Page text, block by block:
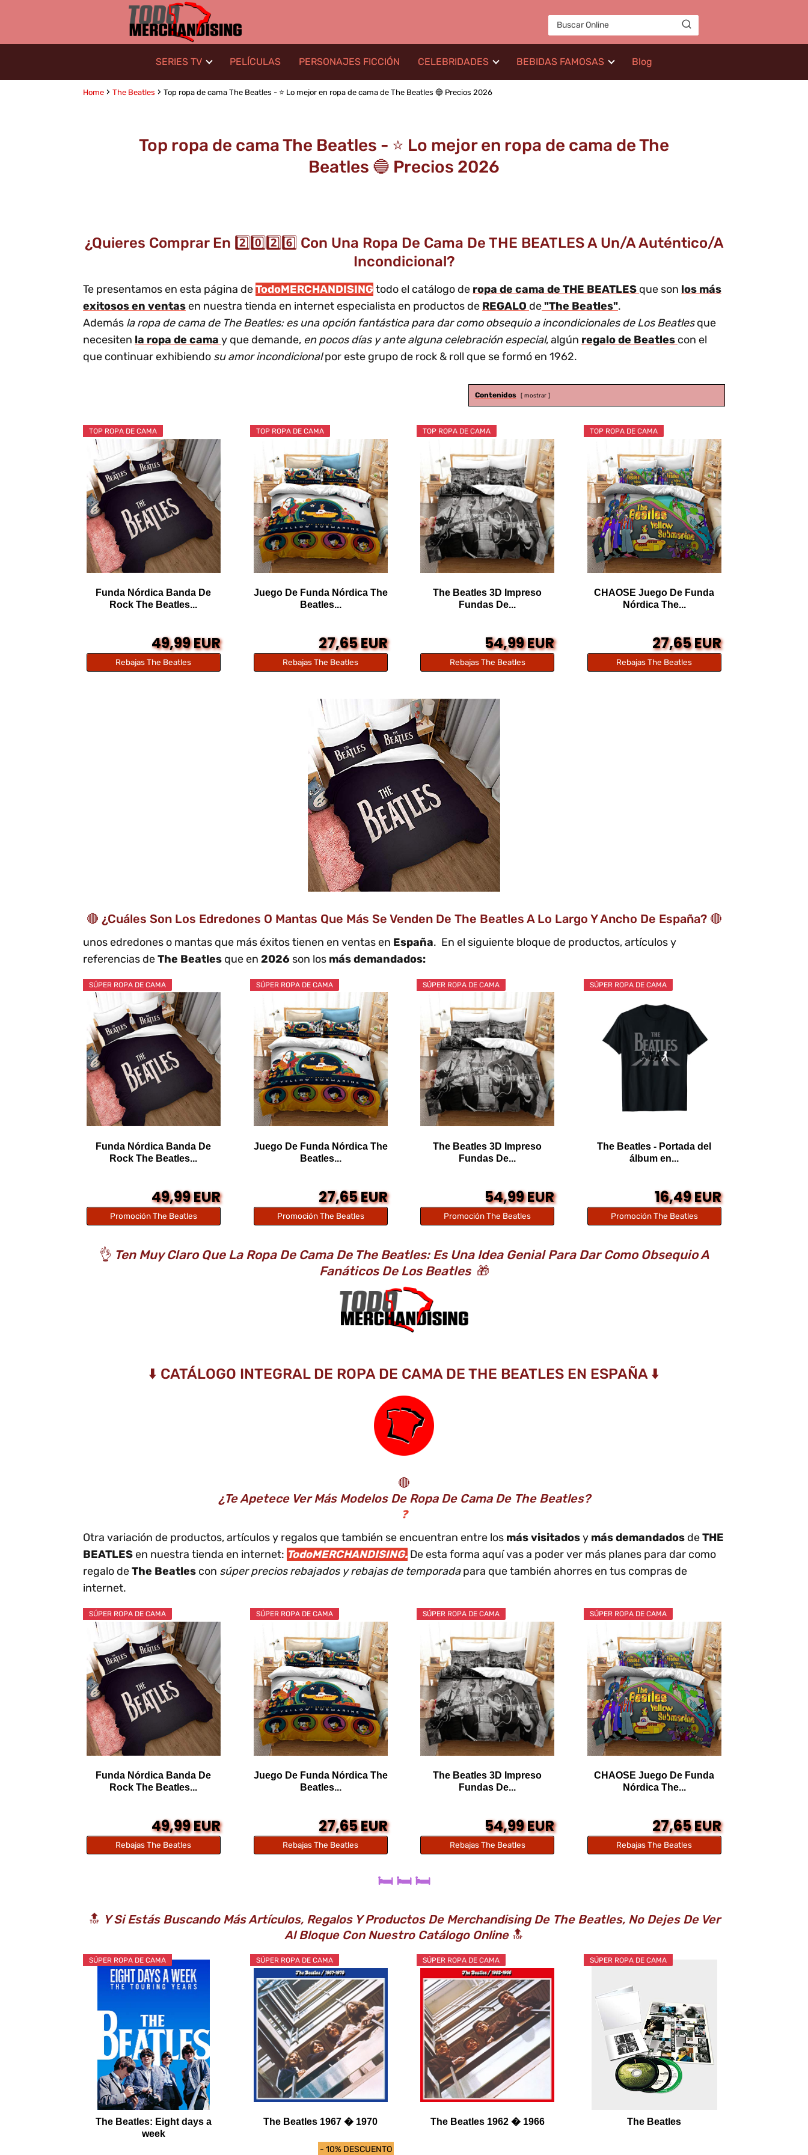
SERIES TV PELÍCULAS PERSONAJES FICCIÓN CELEBRIDADES BEBIDAS FAMOSAS Blog
Home The Beatles Top ropa de cama The Beatles - ⭐️ Lo mejor en ropa de cama de The Beatles 🔵 Precios 2026
Top ropa de cama The Beatles - ⭐️ Lo mejor en ropa de cama de The
Beatles 🔵 Precios 2026
¿Quieres Comprar En 2️⃣0️⃣2️⃣6️⃣ Con Una Ropa De Cama De THE BEATLES A Un/a Auténtico/a
Incondicional?
Te presentamos en esta página deTodoMERCHANDISINGtodo el catálogo de ropa de cama de THE BEATLES que son los más
exitosos en ventasen nuestra tienda en internet especialista en productos de REGALO de"The Beatles".
Además la ropa de cama de The Beatles: es una opción fantástica para dar como obsequio a incondicionales de Los Beatlesque
necesiten la ropa de cama y que demande, en pocos días y ante alguna celebración especial, algún regalo de Beatles con el
que continuar exhibiendo su amor incondicionalpor este grupo de rock & roll que se formó en 1962.
Contenidos mostrar
TOP ROPA DE CAMA
Funda Nórdica Banda De
Rock The Beatles...
49,99 EUR
Rebajas The Beatles
TOP ROPA DE CAMA
Juego De Funda Nórdica The
Beatles...
27,65 EUR
Rebajas The Beatles
TOP ROPA DE CAMA
The Beatles 3D Impreso
Fundas De...
54,99 EUR
Rebajas The Beatles
TOP ROPA DE CAMA
CHAOSE Juego De Funda
Nórdica The...
27,65 EUR
Rebajas The Beatles
🔴 ¿Cuáles Son Los Edredones O Mantas Que Más Se Venden De The Beatles A Lo Largo Y Ancho De España? 🔴
unos edredones o mantas que más éxitos tienen en ventas en España. En el siguiente bloque de productos, artículos y
referencias deThe Beatles que en 2026 son los más demandados:
SÚPER ROPA DE CAMA
Funda Nórdica Banda De
Rock The Beatles...
49,99 EUR
Promoción The Beatles
SÚPER ROPA DE CAMA
Juego De Funda Nórdica The
Beatles...
27,65 EUR
Promoción The Beatles
SÚPER ROPA DE CAMA
The Beatles 3D Impreso
Fundas De...
54,99 EUR
Promoción The Beatles
SÚPER ROPA DE CAMA
The Beatles - Portada del
álbum en...
16,49 EUR
Promoción The Beatles
👌 Ten Muy Claro Que La Ropa De Cama De The Beatles: Es Una Idea Genial Para Dar Como Obsequio A
Fanáticos De Los Beatles 🎁
⬇️ CATÁLOGO INTEGRAL DE ROPA DE CAMA DE THE BEATLES EN ESPAÑA ⬇️
🔴
¿Te Apetece Ver Más Modelos De Ropa De Cama De The Beatles?
❓
Otra variación de productos, artículos y regalos que también se encuentran entre los más visitadosy más demandados deTHE
BEATLESen nuestra tienda en internet: TodoMERCHANDISING. De esta forma aquí vas a poder ver más planes para dar como
regalo deThe Beatles con súper precios rebajados y rebajas de temporadapara que también ahorres en tus compras de
internet.
SÚPER ROPA DE CAMA
Funda Nórdica Banda De
Rock The Beatles...
49,99 EUR
Rebajas The Beatles
SÚPER ROPA DE CAMA
Juego De Funda Nórdica The
Beatles...
27,65 EUR
Rebajas The Beatles
SÚPER ROPA DE CAMA
The Beatles 3D Impreso
Fundas De...
54,99 EUR
Rebajas The Beatles
SÚPER ROPA DE CAMA
CHAOSE Juego De Funda
Nórdica The...
27,65 EUR
Rebajas The Beatles
🛏️ 🛏️ 🛏️
🔝 Y Si Estás Buscando Más Artículos, Regalos Y Productos De Merchandising De The Beatles, No Dejes De Ver
Al Bloque Con Nuestro Catálogo Online🔝
SÚPER ROPA DE CAMA
The Beatles: Eight days a
week
- 10% DESCUENTO
SÚPER ROPA DE CAMA
The Beatles 1967 � 1970
SÚPER ROPA DE CAMA
The Beatles 1962 � 1966
SÚPER ROPA DE CAMA
The Beatles